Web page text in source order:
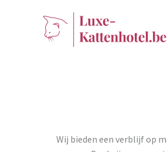
Wij bieden een verblijf op